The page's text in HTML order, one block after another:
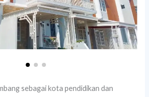
sebagai kota pendidikan dan